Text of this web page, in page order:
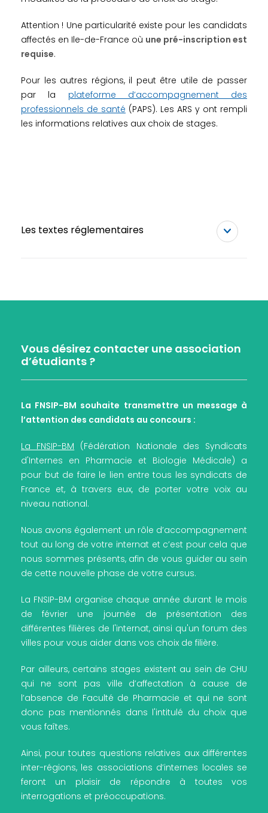
Attention ! Une particularité existe pour les candidats
affectés en Ile-de-France où une pré-inscription est
requise.
Pour les autres régions, il peut être utile de passer
par la plateforme d’accompagnement des
professionnels de santé (PAPS). Les ARS y ont rempli
les informations relatives aux choix de stages.
Les textes réglementaires
Vous désirez contacter une association
d’étudiants ?
La FNSIP-BM souhaite transmettre un message à
l’attention des candidats au concours :
La FNSIP-BM (Fédération Nationale des Syndicats
d'Internes en Pharmacie et Biologie Médicale) a
pour but de faire le lien entre tous les syndicats de
France et, à travers eux, de porter votre voix au
niveau national.
Nous avons également un rôle d’accompagnement
tout au long de votre internat et c’est pour cela que
nous sommes présents, afin de vous guider au sein
de cette nouvelle phase de votre cursus.
La FNSIP-BM organise chaque année durant le mois
de février une journée de présentation des
différentes filières de l'internat, ainsi qu'un forum des
villes pour vous aider dans vos choix de filière.
Par ailleurs, certains stages existent au sein de CHU
qui ne sont pas ville d’affectation à cause de
l’absence de Faculté de Pharmacie et qui ne sont
donc pas mentionnés dans l'intitulé du choix que
vous faîtes.
Ainsi, pour toutes questions relatives aux différentes
inter-régions, les associations d’internes locales se
feront un plaisir de répondre à toutes vos
interrogations et préoccupations.